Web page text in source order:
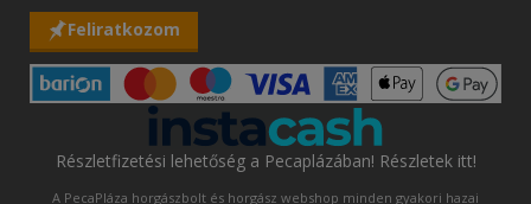
Feliratkozom
Részletfizetési lehetőség a Pecaplázában! Részletek itt!
A PecaPláza horgászbolt és horgász webshop minden gyakori hazai